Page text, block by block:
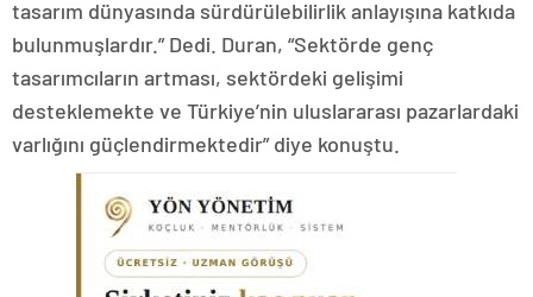
tasarım dünyasında sürdürülebilirlik anlayışına katkıda
bulunmuşlardır.” Dedi. Duran, “Sektörde genç
tasarımcıların artması, sektördeki gelişimi
desteklemekte ve Türkiye’nin uluslararası pazarlardaki
varlığını güçlendirmektedir” diye konuştu.